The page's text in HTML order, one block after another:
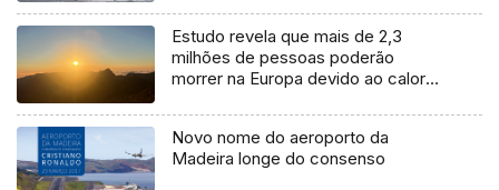
Estudo revela que mais de 2,3
milhões de pessoas poderão
morrer na Europa devido ao calor
Novo nome do aeroporto da
Madeira longe do consenso